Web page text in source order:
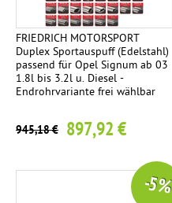
FRIEDRICH MOTORSPORT
Duplex Sportauspuff (Edelstahl)
passend für Opel Signum ab 03
1.8l bis 3.2l u. Diesel -
Endrohrvariante frei wählbar
945,18 € 897,92 €
-5 %